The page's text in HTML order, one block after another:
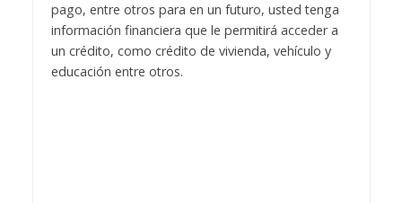
pago, entre otros para en un futuro, usted tenga
información financiera que le permitirá acceder a
un crédito, como crédito de vivienda, vehículo y
educación entre otros.